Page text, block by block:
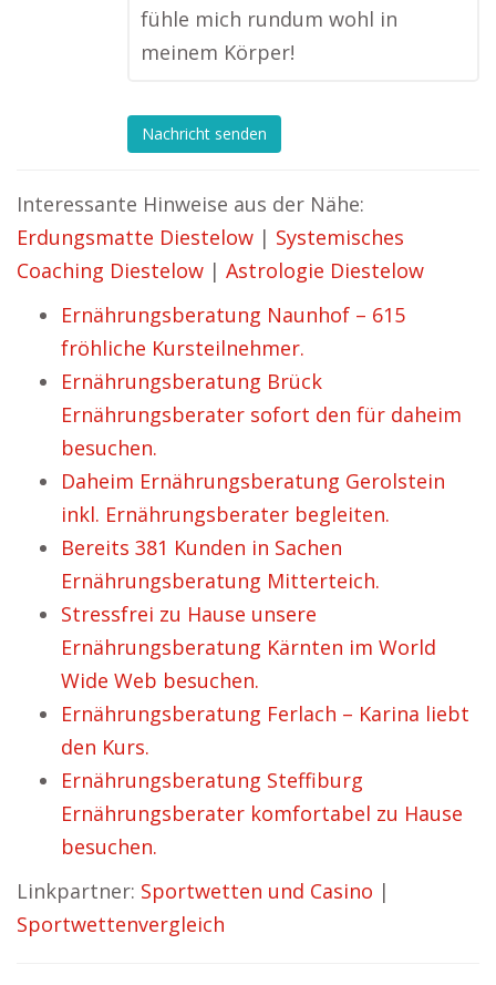
fühle mich rundum wohl in
meinem Körper!
Nachricht senden
Interessante Hinweise aus der Nähe:
Erdungsmatte Diestelow | Systemisches
Coaching Diestelow | Astrologie Diestelow
Ernährungsberatung Naunhof – 615
fröhliche Kursteilnehmer.
Ernährungsberatung Brück
Ernährungsberater sofort den für daheim
besuchen.
Daheim Ernährungsberatung Gerolstein
inkl. Ernährungsberater begleiten.
Bereits 381 Kunden in Sachen
Ernährungsberatung Mitterteich.
Stressfrei zu Hause unsere
Ernährungsberatung Kärnten im World
Wide Web besuchen.
Ernährungsberatung Ferlach – Karina liebt
den Kurs.
Ernährungsberatung Steffiburg
Ernährungsberater komfortabel zu Hause
besuchen.
Linkpartner: Sportwetten und Casino |
Sportwettenvergleich